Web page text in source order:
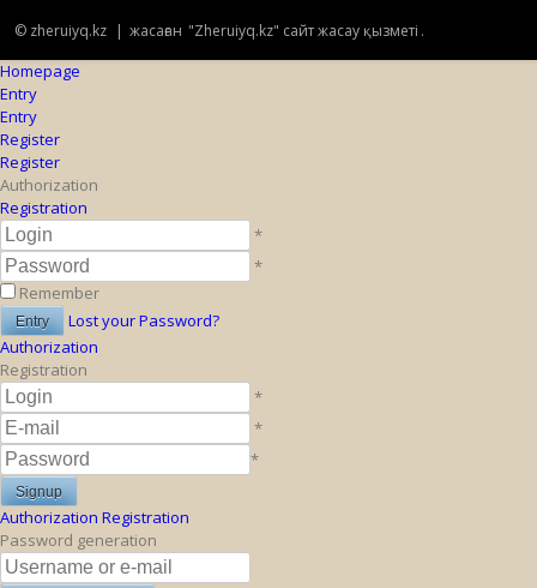
© zheruiyq.kz | жасаған "Zheruiyq.kz" сайт жасау қызметі .
Homepage
Entry
Entry
Register
Register
Authorization
Registration
*
*
Remember
Lost your Password?
Authorization
Registration
*
*
*
Authorization Registration
Password generation